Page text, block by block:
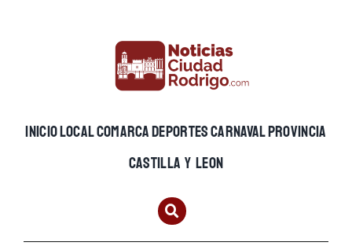
INICIOLOCALCOMARCADEPORTESCARNAVALPROVINCIA
CASTILLA Y LEON